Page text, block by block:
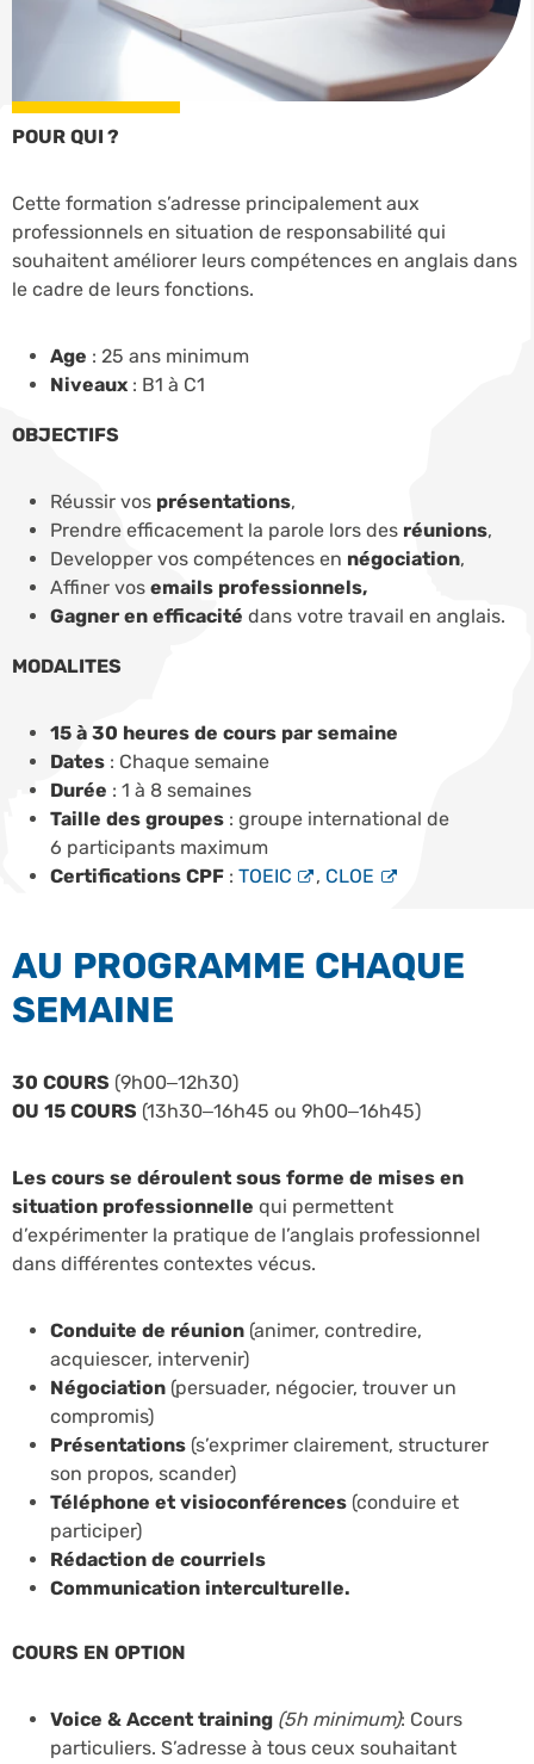
POUR QUI ?
Cette formation s’adresse principalement aux
professionnels en situation de responsabilité qui
souhaitent améliorer leurs compétences en anglais dans
le cadre de leurs fonctions.
Age : 25 ans minimum
Niveaux : B1 à C1
OBJECTIFS
Réussir vos présentations,
Prendre efficacement la parole lors des réunions,
Developper vos compétences en négociation,
Affiner vos emails professionnels,
Gagner en efficacité dans votre travail en anglais.
MODALITES
15 à 30 heures de cours par semaine
Dates : Chaque semaine
Durée : 1 à 8 semaines
Taille des groupes : groupe international de
6 participants maximum
Certifications CPF : TOEIC , CLOE
AU PROGRAMME CHAQUE
SEMAINE
30 COURS (9h00–12h30)
OU 15 COURS (13h30–16h45 ou 9h00–16h45)
Les cours se déroulent sous forme de mises en
situation professionnelle qui permettent
d’expérimenter la pratique de l’anglais professionnel
dans différentes contextes vécus.
Conduite de réunion (animer, contredire,
acquiescer, intervenir)
Négociation (persuader, négocier, trouver un
compromis)
Présentations (s’exprimer clairement, structurer
son propos, scander)
Téléphone et visioconférences (conduire et
participer)
Rédaction de courriels
Communication interculturelle.
COURS EN OPTION
Voice & Accent training (5h minimum): Cours
particuliers. S’adresse à tous ceux souhaitant